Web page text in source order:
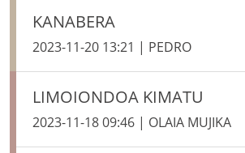
KANABERA
2023-11-20 13:21 | PEDRO
LIMOIONDOA KIMATU
2023-11-18 09:46 | OLAIA MUJIKA